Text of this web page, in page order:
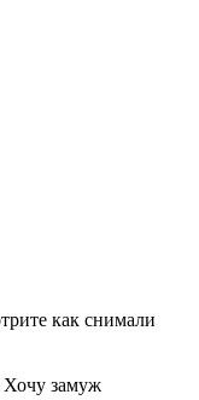
как снимали
Хочу замуж